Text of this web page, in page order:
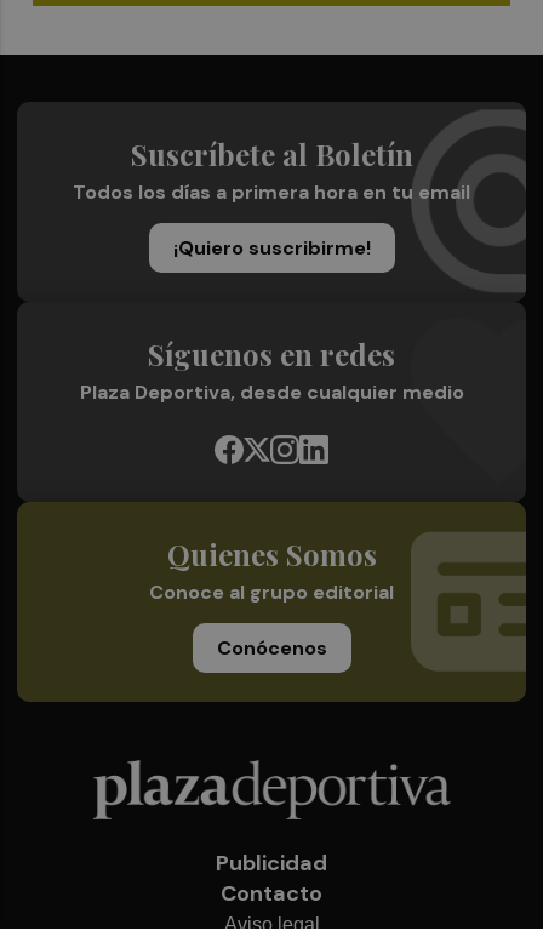
Suscríbete al Boletín
Todos los días a primera hora en tu email
¡Quiero suscribirme!
Síguenos en redes
Plaza Deportiva, desde cualquier medio
Quienes Somos
Conoce al grupo editorial
Conócenos
Publicidad
Contacto
Aviso legal